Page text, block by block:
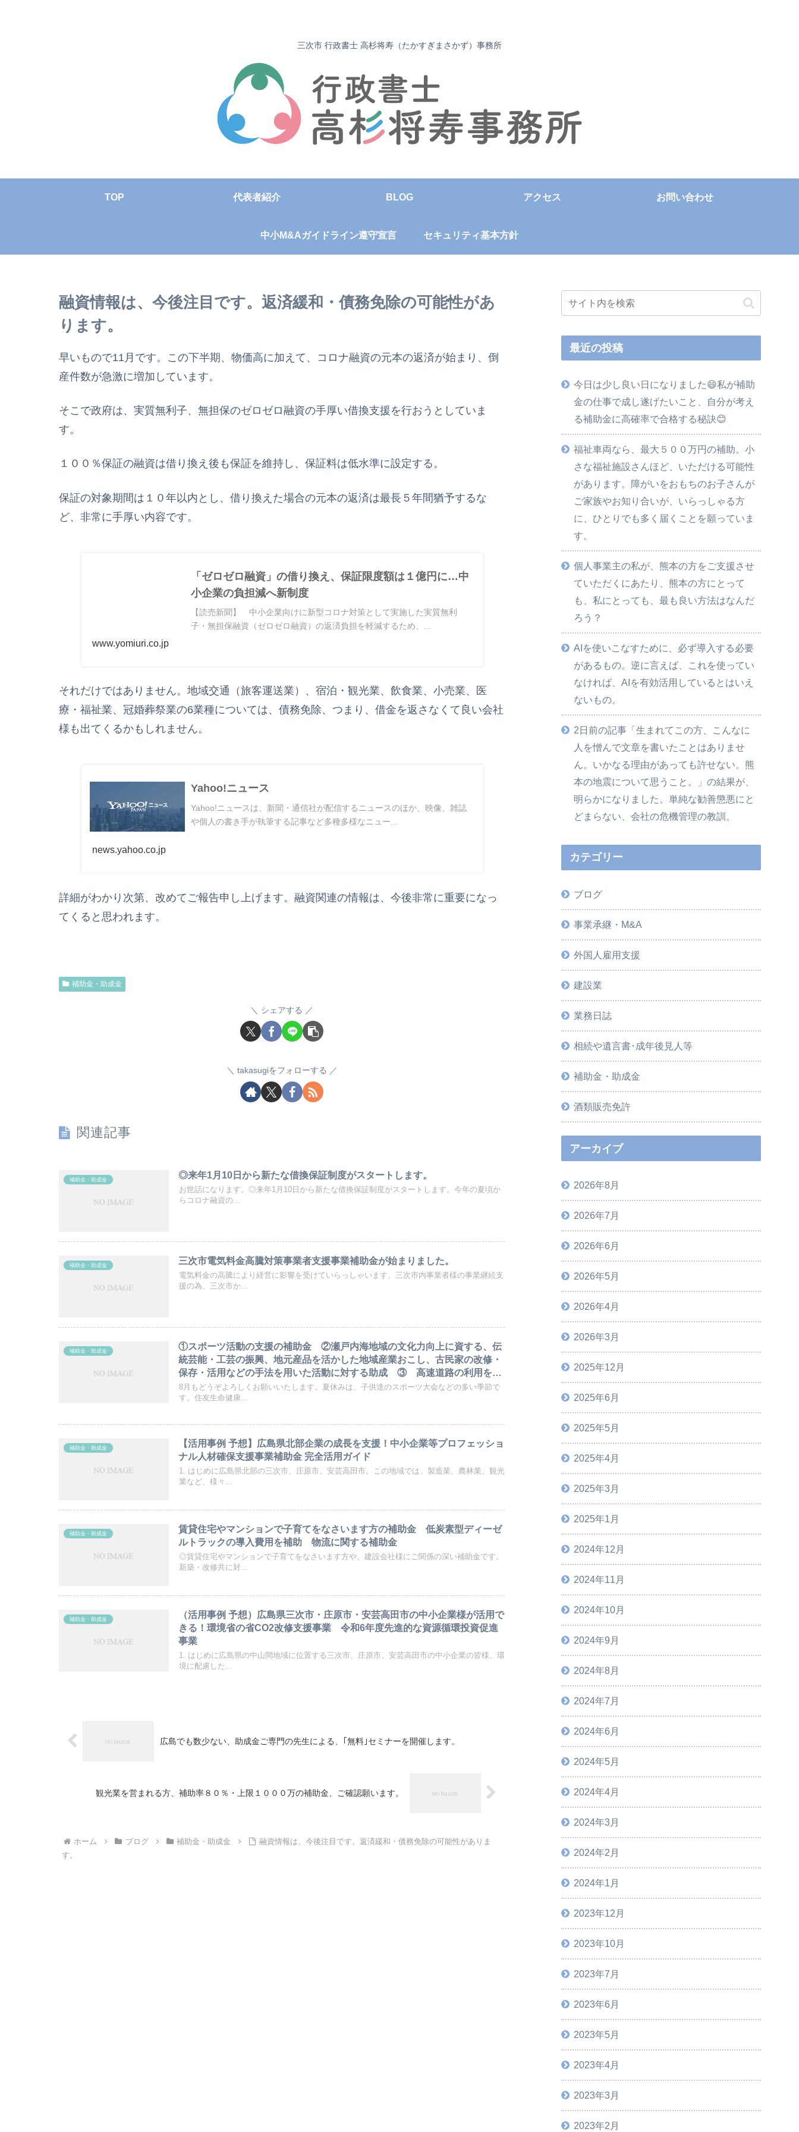
三次市 行政書士 高杉将寿（たかすぎまさかず）事務所
TOP 代表者紹介 BLOG アクセス お問い合わせ
中小M&Aガイドライン遵守宣言 セキュリティ基本方針
融資情報は、今後注目です。返済緩和・債務免除の可能性があ
ります。
早いもので11月です。この下半期、物価高に加えて、コロナ融資の元本の返済が始まり、倒
産件数が急激に増加しています。
そこで政府は、実質無利子、無担保のゼロゼロ融資の手厚い借換支援を行おうとしていま
す。
１００％保証の融資は借り換え後も保証を維持し、保証料は低水準に設定する。
保証の対象期間は１０年以内とし、借り換えた場合の元本の返済は最長５年間猶予するな
ど、非常に手厚い内容です。
「ゼロゼロ融資」の借り換え、保証限度額は１億円に…中
小企業の負担減へ新制度
【読売新聞】 中小企業向けに新型コロナ対策として実施した実質無利
子・無担保融資（ゼロゼロ融資）の返済負担を軽減するため、...
www.yomiuri.co.jp
それだけではありません。地域交通（旅客運送業）、宿泊・観光業、飲食業、小売業、医
療・福祉業、冠婚葬祭業の6業種については、債務免除、つまり、借金を返さなくて良い会社
様も出てくるかもしれません。
Yahoo!ニュース
Yahoo!ニュースは、新聞・通信社が配信するニュースのほか、映像、雑誌
や個人の書き手が執筆する記事など多種多様なニュー...
news.yahoo.co.jp
詳細がわかり次第、改めてご報告申し上げます。融資関連の情報は、今後非常に重要になっ
てくると思われます。
補助金・助成金
シェアする
takasugiをフォローする
関連記事
補助金・助成金 ◎来年1月10日から新たな借換保証制度がスタートします。
お世話になります。◎来年1月10日から新たな借換保証制度がスタートします。今年の夏頃か
らコロナ融資の...
補助金・助成金 三次市電気料金高騰対策事業者支援事業補助金が始まりました。
電気料金の高騰により経営に影響を受けていらっしゃいます、三次市内事業者様の事業継続支
援の為、三次市か...
補助金・助成金
①スポーツ活動の支援の補助金 ②瀬戸内海地域の文化力向上に資する、伝
統芸能・工芸の振興、地元産品を活かした地域産業おこし、古民家の改修・
保存・活用などの手法を用いた活動に対する助成 ③ 高速道路の利用を通
じた観光及び地域交流の推進の補助
8月もどうぞよろしくお願いいたします。夏休みは、子供達のスポーツ大会などの多い季節で
す。住友生命健康...
補助金・助成金
【活用事例 予想】広島県北部企業の成長を支援！中小企業等プロフェッショ
ナル人材確保支援事業補助金 完全活用ガイド
1. はじめに広島県北部の三次市、庄原市、安芸高田市。この地域では、製造業、農林業、観光
業など、様々...
補助金・助成金
賃貸住宅やマンションで子育てをなさいます方の補助金 低炭素型ディーゼ
ルトラックの導入費用を補助 物流に関する補助金
◎賃貸住宅やマンションで子育てをなさいます方や、建設会社様にご関係の深い補助金です。
新築・改修共に対...
補助金・助成金
（活用事例 予想）広島県三次市・庄原市・安芸高田市の中小企業様が活用で
きる！環境省の省CO2改修支援事業 令和6年度先進的な資源循環投資促進
事業
1. はじめに広島県の中山間地域に位置する三次市、庄原市、安芸高田市の中小企業の皆様、環
境に配慮した...
広島でも数少ない、助成金ご専門の先生による、｢無料｣セミナーを開催します。
観光業を営まれる方、補助率８０％・上限１０００万の補助金、ご確認願います。
ホーム ブログ 補助金・助成金
融資情報は、今後注目です。返済緩和・債務免除の可能性がありま
す。
最近の投稿
今日は少し良い日になりました😄私が補助
金の仕事で成し遂げたいこと、自分が考え
る補助金に高確率で合格する秘訣😊
福祉車両なら、最大５００万円の補助。小
さな福祉施設さんほど、いただける可能性
があります。障がいをおもちのお子さんが
ご家族やお知り合いが、いらっしゃる方
に、ひとりでも多く届くことを願っていま
す。
個人事業主の私が、熊本の方をご支援させ
ていただくにあたり、熊本の方にとって
も、私にとっても、最も良い方法はなんだ
ろう？
AIを使いこなすために、必ず導入する必要
があるもの。逆に言えば、これを使ってい
なければ、AIを有効活用しているとはいえ
ないもの。
2日前の記事「生まれてこの方、こんなに
人を憎んで文章を書いたことはありませ
ん。いかなる理由があっても許せない。熊
本の地震について思うこと。」の結果が、
明らかになりました。単純な勧善懲悪にと
どまらない、会社の危機管理の教訓。
カテゴリー
ブログ
事業承継・M&A
外国人雇用支援
建設業
業務日誌
相続や遺言書･成年後見人等
補助金・助成金
酒類販売免許
アーカイブ
2026年8月
2026年7月
2026年6月
2026年5月
2026年4月
2026年3月
2025年12月
2025年6月
2025年5月
2025年4月
2025年3月
2025年1月
2024年12月
2024年11月
2024年10月
2024年9月
2024年8月
2024年7月
2024年6月
2024年5月
2024年4月
2024年3月
2024年2月
2024年1月
2023年12月
2023年10月
2023年7月
2023年6月
2023年5月
2023年4月
2023年3月
2023年2月